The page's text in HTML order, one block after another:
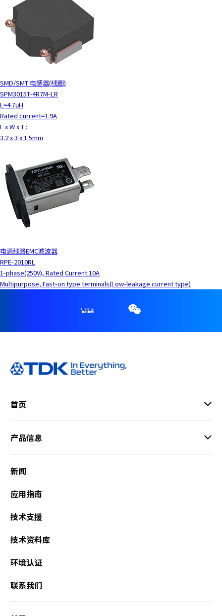
SMD/SMT 电感器(线圈)
SPM3015T-4R7M-LR
L=4.7μH
Rated current=1.9A
L x W x T :
3.2 x 3 x 1.5mm
电源线路EMC滤波器
RPE-2010RL
1-phase(250V), Rated Current:10A
Multipurpose, Fast-on type terminals(Low-leakage current type)
首页
产品信息
新闻
应用指南
技术支援
技术资料库
环境认证
联系我们